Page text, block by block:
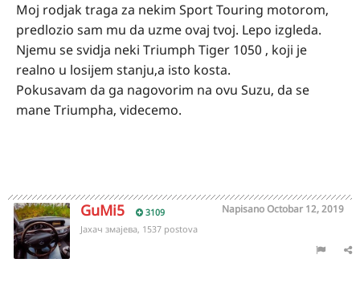
Moj rodjak traga za nekim Sport Touring motorom,
predlozio sam mu da uzme ovaj tvoj. Lepo izgleda.
Njemu se svidja neki Triumph Tiger 1050 , koji je
realno u losijem stanju,a isto kosta.
Pokusavam da ga nagovorim na ovu Suzu, da se
mane Triumpha, videcemo.
GuMi5 3109 NapisanoOctobar 12, 2019
Јахач змајева, 1537 postova